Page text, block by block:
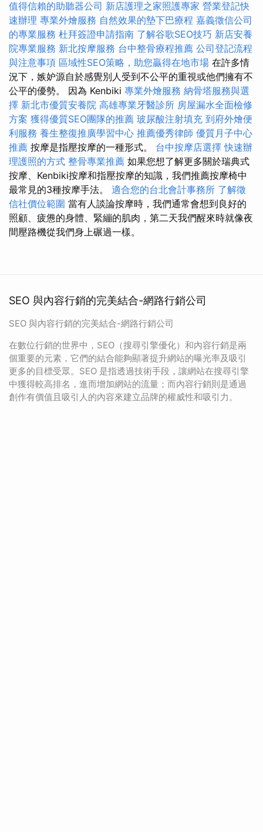
值得信賴的助聽器公司 新店護理之家照護專家 營業登記快
速辦理 專業外燴服務 自然效果的墊下巴療程 嘉義徵信公司
的專業服務 杜拜簽證申請指南 了解谷歌SEO技巧 新店安養
院專業服務 新北按摩服務 台中整骨療程推薦 公司登記流程
與注意事項 區域性SEO策略，助您贏得在地市場 在許多情
況下，嫉妒源自於感覺別人受到不公平的重視或他們擁有不
公平的優勢。 因為 Kenbiki 專業外燴服務 納骨塔服務與選
擇 新北市優質安養院 高雄專業牙醫診所 房屋漏水全面檢修
方案 獲得優質SEO團隊的推薦 玻尿酸注射填充 到府外燴便
利服務 養生整復推廣學習中心 推薦優秀律師 優質月子中心
推薦 按摩是指壓按摩的一種形式。 台中按摩店選擇快速辦
理護照的方式 整骨專業推薦 如果您想了解更多關於瑞典式
按摩、Kenbiki按摩和指壓按摩的知識，我們推薦按摩椅中
最常見的3種按摩手法。 適合您的台北會計事務所 了解徵
信社價位範圍 當有人談論按摩時，我們通常會想到良好的
照顧、疲憊的身體、緊繃的肌肉，第二天我們醒來時就像夜
間壓路機從我們身上碾過一樣。
SEO 與內容行銷的完美結合-網路行銷公司
SEO 與內容行銷的完美結合-網路行銷公司
在數位行銷的世界中，SEO（搜尋引擎優化）和內容行銷是兩
個重要的元素，它們的結合能夠顯著提升網站的曝光率及吸引
更多的目標受眾。SEO 是指透過技術手段，讓網站在搜尋引擎
中獲得較高排名，進而增加網站的流量；而內容行銷則是通過
創作有價值且吸引人的內容來建立品牌的權威性和吸引力。